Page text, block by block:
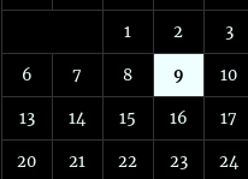
1 2 3
6 7 8 9 10
13 14 15 16 17
20 21 22 23 24